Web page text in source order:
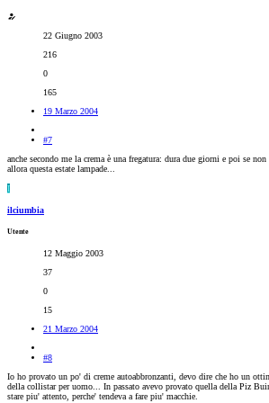
22 Giugno 2003
216
0
165
19 Marzo 2004
#7
anche secondo me la crema è una fregatura: dura due giorni e poi se
allora questa estate lampade...
I
ilciumbia
Utente
12 Maggio 2003
37
0
15
21 Marzo 2004
#8
Io ho provato un po' di creme autoabbronzanti, devo dire che ho un
della collistar per uomo... In passato avevo provato quella della Piz
stare piu' attento, perche' tendeva a fare piu' macchie.